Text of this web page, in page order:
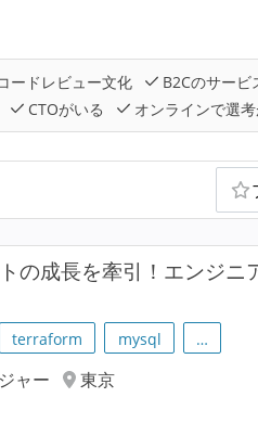
ードレビュー文化
B2Cのサービ
CTOがいる オンラインで選
の成長を牽引！エンジニ
terraform mysql …
ャー
東京